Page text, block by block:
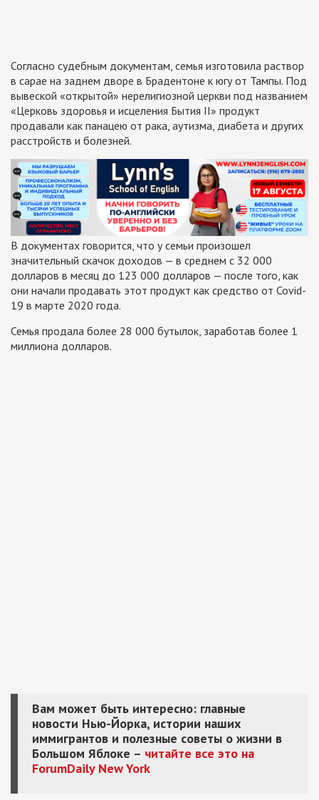
Согласно судебным документам, семья изготовила раствор
в сарае на заднем дворе в Брадентоне к югу от Тампы. Под
вывеской «открытой» нерелигиозной церкви под названием
«Церковь здоровья и исцеления Бытия II» продукт
продавали как панацею от рака, аутизма, диабета и других
расстройств и болезней.
В документах говорится, что у семьи произошел
значительный скачок доходов — в среднем с 32 000
долларов в месяц до 123 000 долларов — после того, как
они начали продавать этот продукт как средство от Covid-
19 в марте 2020 года.
Семья продала более 28 000 бутылок, заработав более 1
миллиона долларов.
Вам может быть интересно: главные
новости Нью-Йорка, истории наших
иммигрантов и полезные советы о жизни в
Большом Яблоке – читайте все это на
ForumDaily New York